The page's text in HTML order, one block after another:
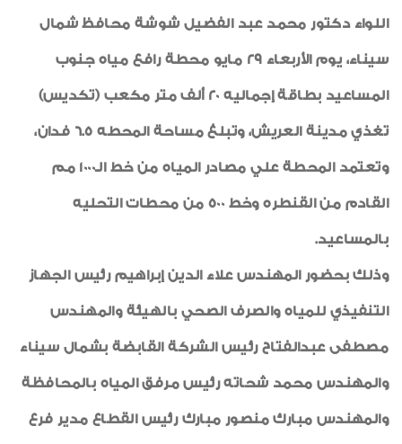
اللواء دكتور محمد عبد الفضيل شوشة محافظ شمال
سيناء، يوم الأربعاء 29 مايو محطة رافع مياه جنوب
المساعيد بطاقة إجماليه 20 ألف متر مكعب (تكديس)
تغذي مدينة العريش، وتبلغ مساحة المحطه 6.5 فدان،
وتعتمد المحطة علي مصادر المياه من خط الـ1000 مم
القادم من القنطره وخط 500 من محطات التحليه
بالمساعيد.
وذلك بحضور المهندس علاء الدين إبراهيم رئيس الجهاز
التنفيذي للمياه والصرف الصحي بالهيئة والمهندس
مصطفى عبدالفتاح رئيس الشركة القابضة بشمال سيناء
والمهندس محمد شحاته رئيس مرفق المياه بالمحافظة
والمهندس مبارك منصور مبارك رئيس القطاع مدير فرع